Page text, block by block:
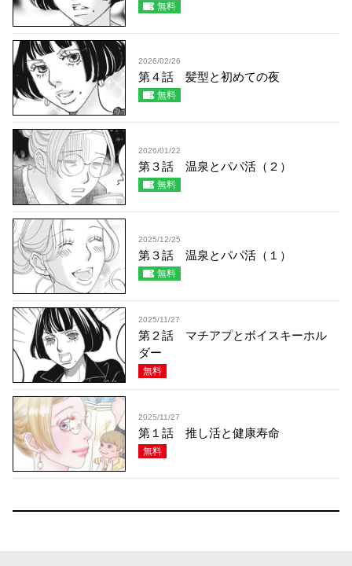
無料
2026/02/26
第４話 髪型と初めての夜
無料
2026/01/22
第３話 温泉とパパ活（２）
無料
2025/12/25
第３話 温泉とパパ活（１）
無料
2025/11/27
第２話 マチアプとボイスキーホル
ダー
無料
2025/11/27
第１話 推し活と健康寿命
無料